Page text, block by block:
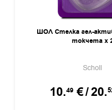
ШОЛ Стелка гел-
токчета х
Scholl
10.49 €/20.